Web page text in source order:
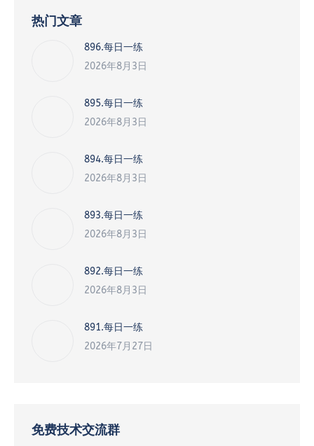
热门文章
896.每日一练
2026年8月3日
895.每日一练
2026年8月3日
894.每日一练
2026年8月3日
893.每日一练
2026年8月3日
892.每日一练
2026年8月3日
891.每日一练
2026年7月27日
免费技术交流群